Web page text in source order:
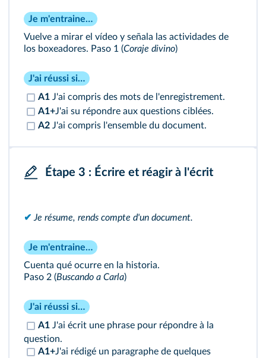
Je m'entraine…
Vuelve a mirar el vídeo y señala las actividades de
los boxeadores. Paso 1 (Coraje divino)
J'ai réussi si…
A1 J'ai compris des mots de l'enregistrement.
A1+J'ai su répondre aux questions ciblées.
A2 J'ai compris l'ensemble du document.
Étape 3 : Écrire et réagir à l'écrit
✔ Je résume, rends compte d'un document.
Je m'entraine…
Cuenta qué ocurre en la historia.
Paso 2 (Buscando a Carla)
J'ai réussi si…
A1 J'ai écrit une phrase pour répondre à la
question.
A1+J'ai rédigé un paragraphe de quelques